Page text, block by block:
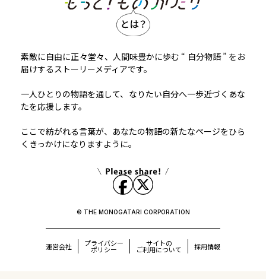
素敵に自由に正々堂々、人間味豊かに歩む “ 自分物語 ” をお
届けするストーリーメディアです。
一人ひとりの物語を通して、なりたい自分へ一歩近づくあな
たを応援します。
ここで紡がれる言葉が、あなたの物語の新たなページをひら
くきっかけになりますように。
© THE MONOGATARI CORPORATION
運営会社 プライバシー
ポリシー
サイトの
ご利用について 採用情報